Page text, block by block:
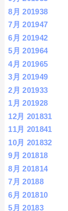
8月 201938
7月 201947
6月 201942
5月 201964
4月 201965
3月 201949
2月 201933
1月 201928
12月 201831
11月 201841
10月 201832
9月 201818
8月 201814
7月 20188
6月 201810
5月 20183